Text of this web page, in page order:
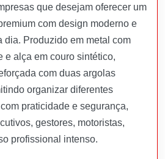
que desejam oferecer um
com design moderno e
dia. Produzido em metal com
e alça em couro sintético,
com duas argolas
organizar diferentes
praticidade e segurança,
gestores, motoristas,
profissional intenso.